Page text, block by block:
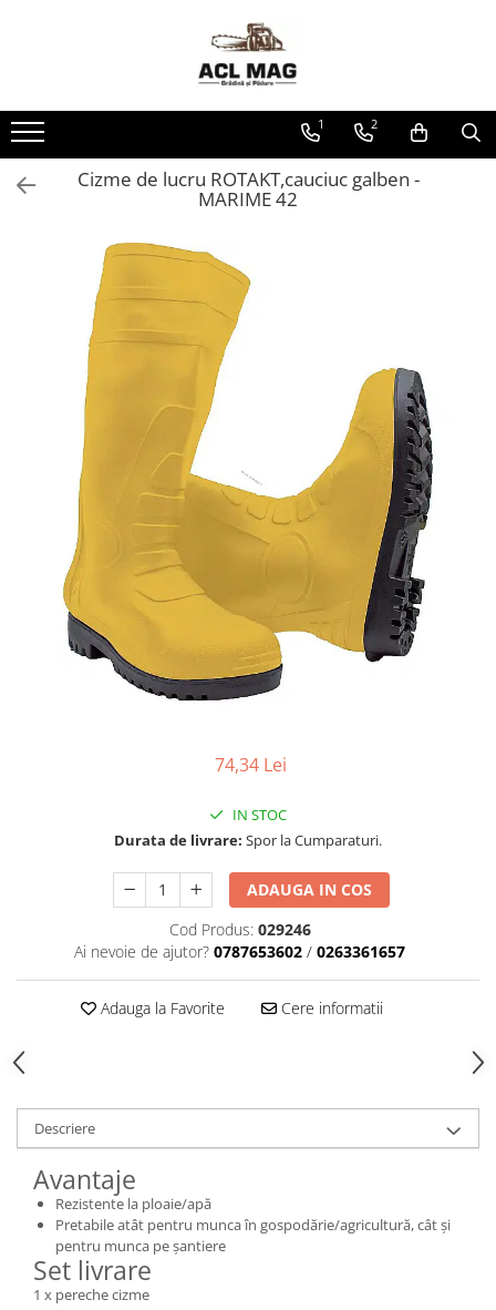
Acumulatori
Aparat gard electric
Canistre
Kit intretinere
Motoferastrau benzina
Motoferastrau Acumulator
Accesorii Motoferastraie
Kituri Ascutire
Pila Lant
ULEI 2T
PACHETE SERVICE
Promotii Tik-Tok
Freza de Zapada
Ham Motocoasa
Tractoare de grădină
TUNING
Toba Portata Aluminiu
Gheara Doborare
Maner de Pila
Maner Demaror
Aparat de spalat cu presiune
Generator de curent
Robot de Tuns Gazon
Accesorii Robot de tuns gazon
Aspiratoare
Echipamente Forestiere
1 2
Cizme de lucru ROTAKT,cauciuc galben -
MARIME 42
74,34 Lei
IN STOC
Durata de livrare: Spor la Cumparaturi.
ADAUGA IN COS
Cod Produs: 029246
Ai nevoie de ajutor? 0787653602 / 0263361657
Adauga la Favorite Cere informatii
Descriere
Avantaje
Rezistente la ploaie/apă
Pretabile atât pentru munca în gospodărie/agricultură, cât și
pentru munca pe șantiere
Set livrare
1 x pereche cizme